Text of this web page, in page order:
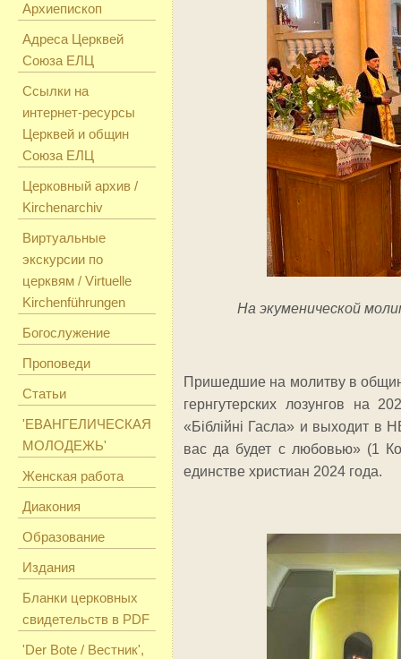
Архиепископ
Адреса Церквей
Союза ЕЛЦ
Ссылки на
интернет-ресурсы
Церквей и общин
Союза ЕЛЦ
Церковный архив /
Kirchenarchiv
Виртуальные
экскурсии по
церквям / Virtuelle
Kirchenführungen
Богослужение
Проповеди
Статьи
'ЕВАНГЕЛИЧЕСКАЯ
МОЛОДЕЖЬ'
Женская работа
Диакония
Образование
Издания
Бланки церковных
свидетельств в PDF
'Der Bote / Вестник',
На экуменической
Пришедшие на молитву в
гернгутерских лозунгов на
«Бiблiйнi Гасла» и выходит в
вас да будет с любовью» (1
единстве христиан 2024 года.